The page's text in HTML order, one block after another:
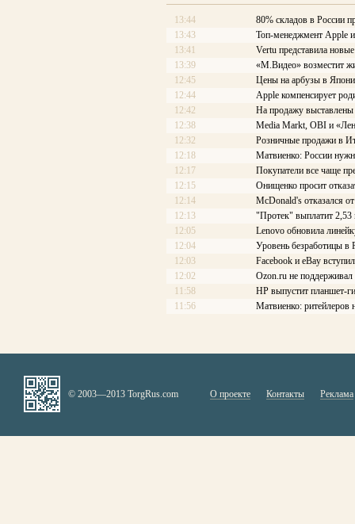
13:44
80% складов в России
13:43
Топ-менеджмент Apple
13:41
Vertu представила
13:39
«М.Видео» возместит
12:45
Цены на арбузы в
12:44
Apple компенсирует
12:42
На продажу
12:38
Media Markt, OBI и
12:32
Розничные продажи в
12:18
Матвиенко: России
12:17
Покупатели все чаще
12:15
Онищенко просит
12:14
McDonald's отказался
12:13
"Протек" выплатит
12:05
Lenovo обновила
12:04
Уровень безработицы в
12:03
Facebook и eBay
12:02
Ozon.ru не поддерживал
11:58
HP выпустит планшет-
11:56
Матвиенко: ритейлеров
© 2003—2013 TorgRus.com О проекте Контакты Реклама